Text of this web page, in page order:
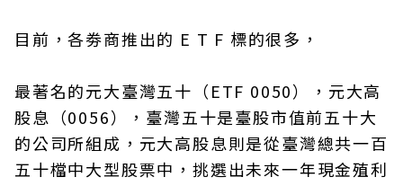
目前，各劵商推出的 E T F 標的很多，
最著名的元大臺灣五十（ETF 0050），元大高
股息（0056），臺灣五十是臺股市值前五十大
的公司所組成，元大高股息則是從臺灣總共一百
五十檔中大型股票中，挑選出未來一年現金殖利